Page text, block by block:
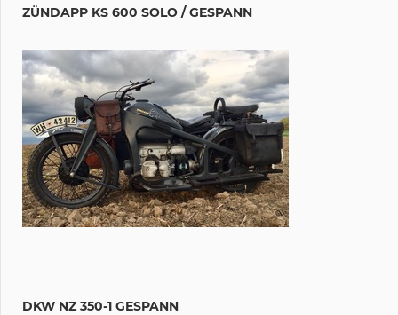
ZÜNDAPP KS 600 SOLO / GESPANN
DKW NZ 350-1 GESPANN